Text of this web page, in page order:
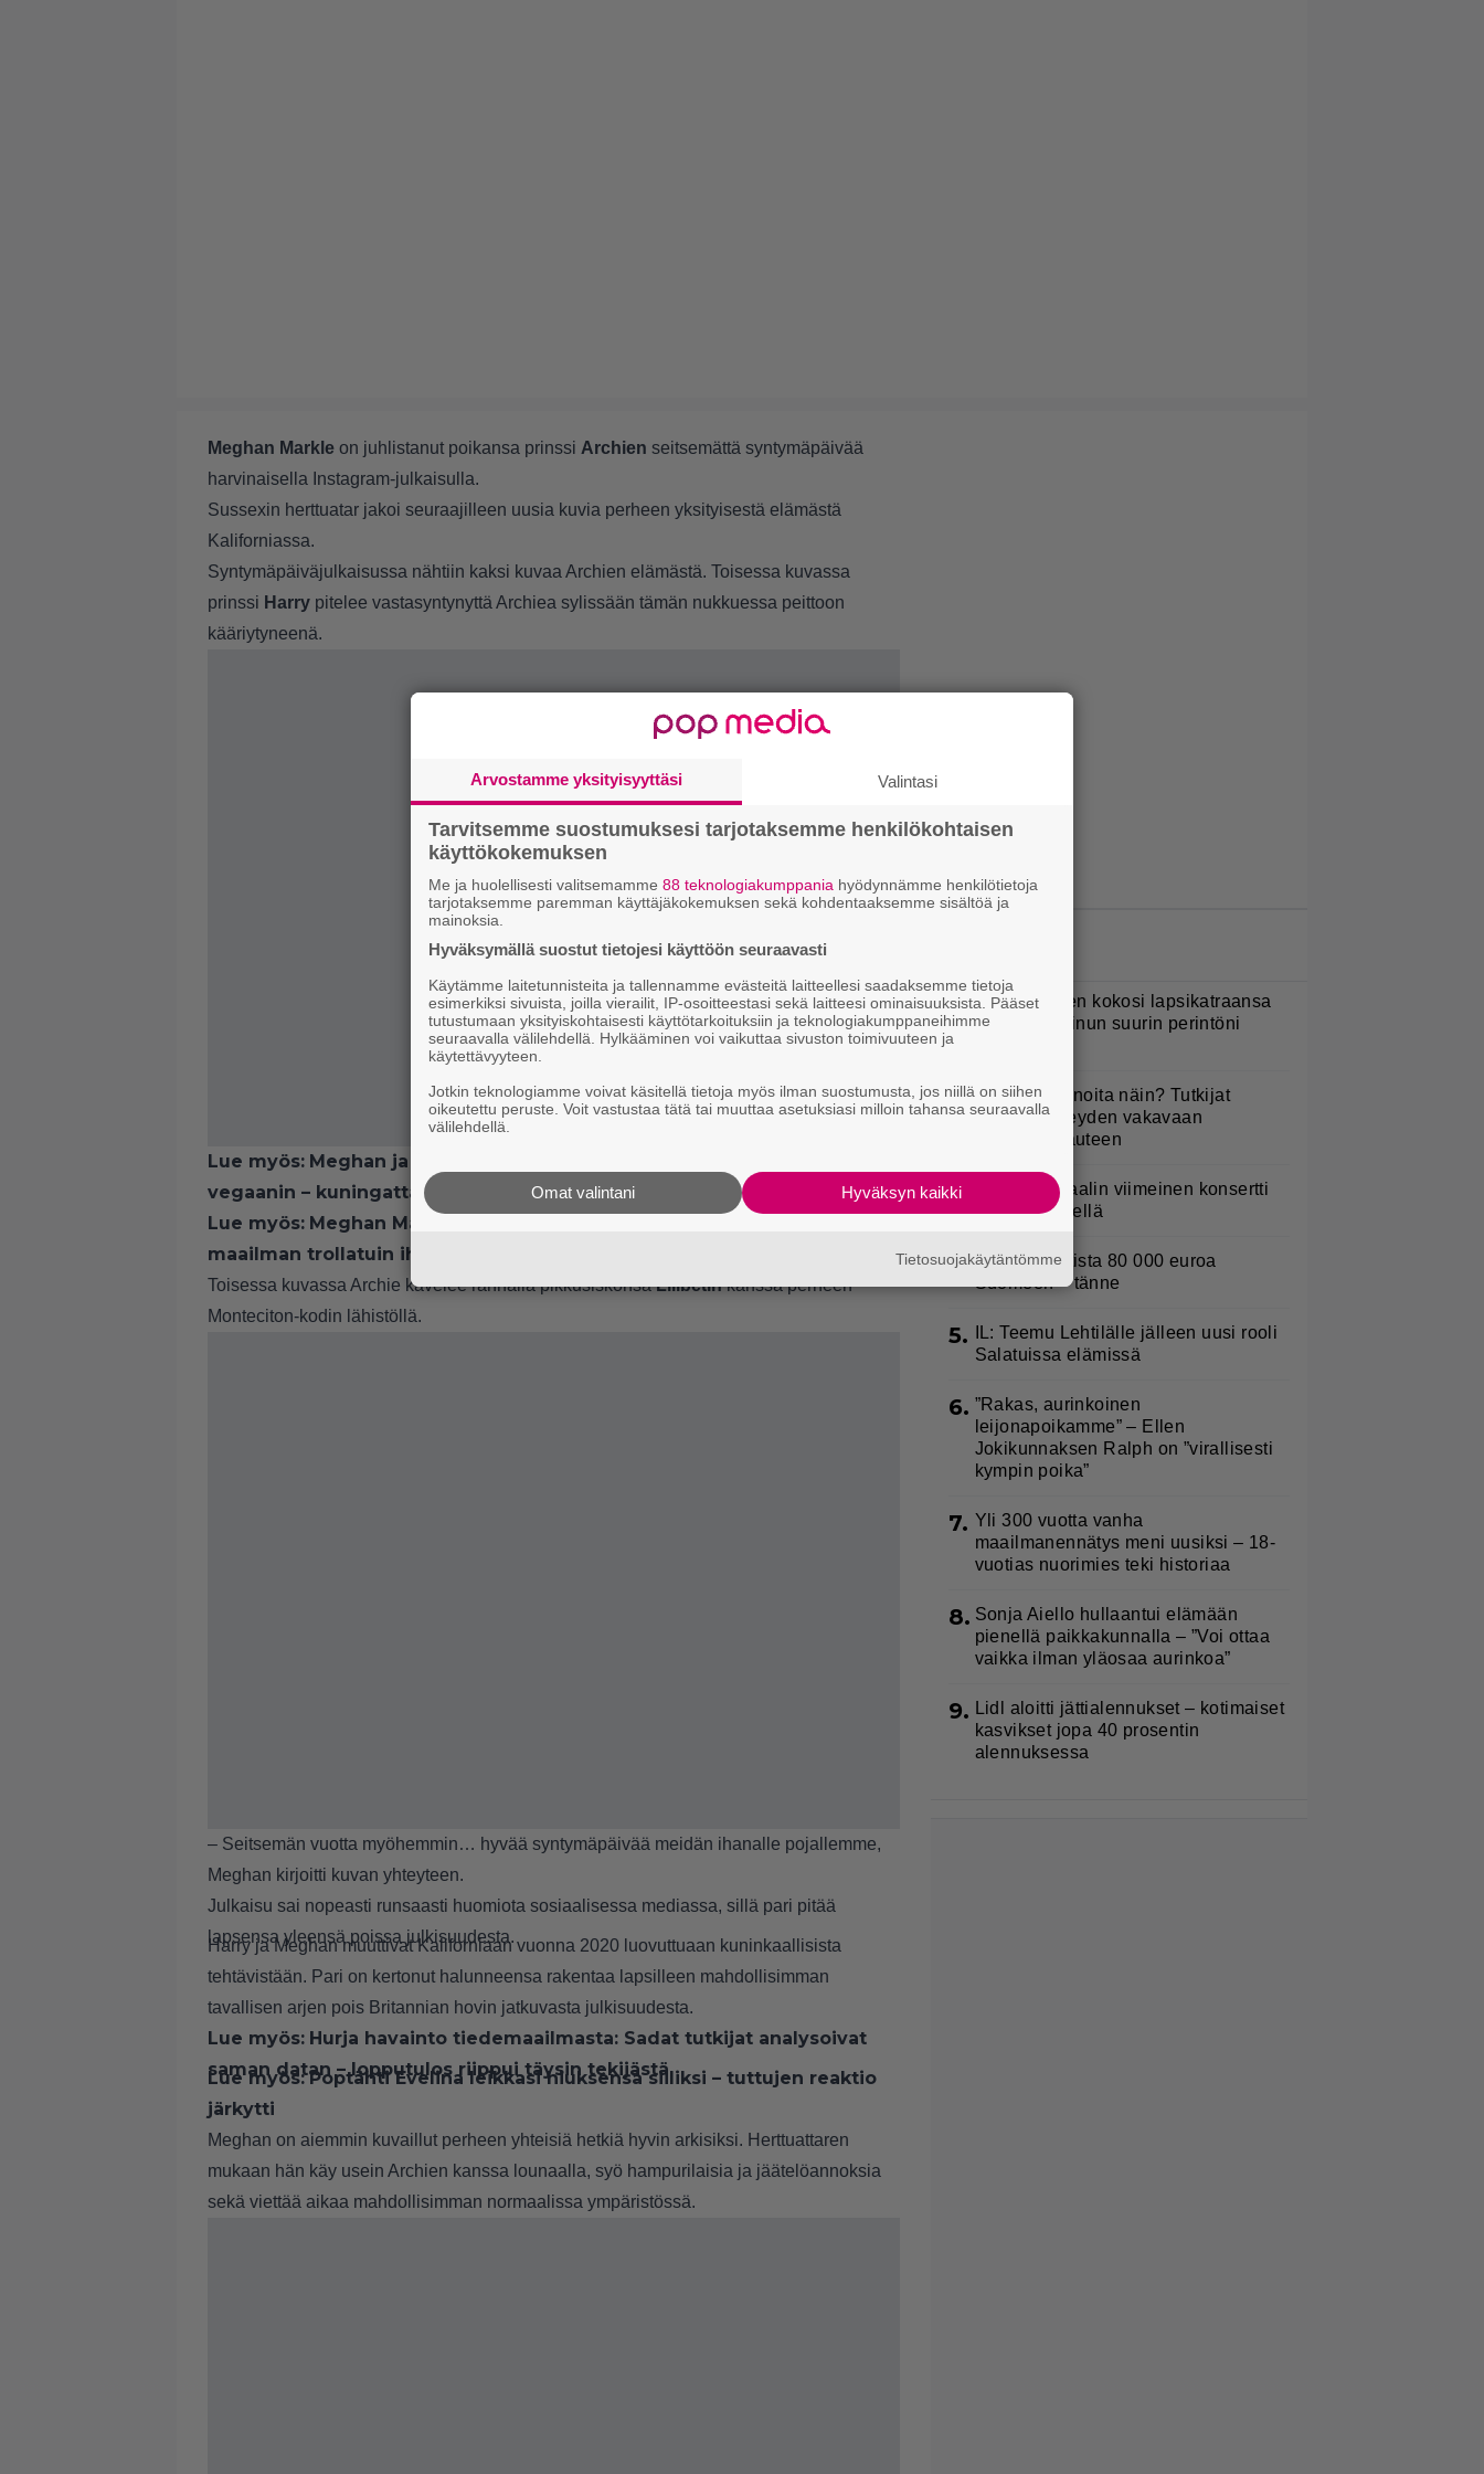
Meghan Markle on juhlistanut poikansa prinssi Archien seitsemättä syntymäpäivää
harvinaisella Instagram-julkaisulla.
Sussexin herttuatar jakoi seuraajilleen uusia kuvia perheen yksityisestä elämästä
Kaliforniassa.
Syntymäpäiväjulkaisussa nähtiin kaksi kuvaa Archien elämästä. Toisessa kuvassa
prinssi Harry pitelee vastasyntynyttä Archiea sylissään tämän nukkuessa peittoon
kääriytyneenä.
Lue myös: Meghan ja Harry saattavat kasvattaa vauva Archiesta
vegaanin – kuningattarella vahva mielipide
Lue myös: Meghan Markle tilittää rajusta kokemuksesta: “Olin koko
maailman trollatuin ihminen”
Toisessa kuvassa Archie kävelee rannalla pikkusiskonsaLilibetinkanssa perheen
Monteciton-kodin lähistöllä.
– Seitsemän vuotta myöhemmin… hyvää syntymäpäivää meidän ihanalle pojallemme,
Meghan kirjoitti kuvan yhteyteen.
Julkaisu sai nopeasti runsaasti huomiota sosiaalisessa mediassa, sillä pari pitää
lapsensa yleensä poissa julkisuudesta.
Harry ja Meghan muuttivat Kaliforniaan vuonna 2020 luovuttuaan kuninkaallisista
tehtävistään. Pari on kertonut halunneensa rakentaa lapsilleen mahdollisimman
tavallisen arjen pois Britannian hovin jatkuvasta julkisuudesta.
Lue myös: Hurja havainto tiedemaailmasta: Sadat tutkijat analysoivat
saman datan – lopputulos riippui täysin tekijästä
Lue myös: Poptähti Evelina leikkasi hiuksensa siiliksi – tuttujen reaktio
järkytti
Meghan on aiemmin kuvaillut perheen yhteisiä hetkiä hyvin arkisiksi. Herttuattaren
mukaan hän käy usein Archien kanssa lounaalla, syö hampurilaisia ja jäätelöannoksia
sekä viettää aikaa mahdollisimman normaalissa ympäristössä.
1. Jani Sievinen kokosi lapsikatraansa
yhteen – ”Minun suurin perintöni
2. Syötkö perunoita näin? Tutkijat
löysivät yhteyden vakavaan
kansansairauteen
3.
Eppu Normaalin viimeinen konsertti
esitetään Ylellä
4. Eurojackpotista 80 000 euroa
Suomeen – tänne
5.
IL: Teemu Lehtilälle jälleen uusi rooli
Salatuissa elämissä
6. ”Rakas, aurinkoinen
leijonapoikamme” – Ellen
Jokikunnaksen Ralph on ”virallisesti
kympin poika”
7. Yli 300 vuotta vanha
maailmanennätys meni uusiksi – 18-
vuotias nuorimies teki historiaa
8. Sonja Aiello hullaantui elämään
pienellä paikkakunnalla – ”Voi ottaa
vaikka ilman yläosaa aurinkoa”
9. Lidl aloitti jättialennukset – kotimaiset
kasvikset jopa 40 prosentin
alennuksessa
Arvostamme yksityisyyttäsi Valintasi
Tarvitsemme suostumuksesi tarjotaksemme henkilökohtaisen
käyttökokemuksen
Me ja huolellisesti valitsemamme 88 teknologiakumppania hyödynnämme henkilötietoja
tarjotaksemme paremman käyttäjäkokemuksen sekä kohdentaaksemme sisältöä ja
mainoksia.
Hyväksymällä suostut tietojesi käyttöön seuraavasti
Käytämme laitetunnisteita ja tallennamme evästeitä laitteellesi saadaksemme tietoja
esimerkiksi sivuista, joilla vierailit, IP-osoitteestasi sekä laitteesi ominaisuuksista. Pääset
tutustumaan yksityiskohtaisesti käyttötarkoituksiin ja teknologiakumppaneihimme
seuraavalla välilehdellä. Hylkääminen voi vaikuttaa sivuston toimivuuteen ja
käytettävyyteen.
Jotkin teknologiamme voivat käsitellä tietoja myös ilman suostumusta, jos niillä on siihen
oikeutettu peruste. Voit vastustaa tätä tai muuttaa asetuksiasi milloin tahansa seuraavalla
välilehdellä.
Hyväksyn kaikki
Omat valintani
Tietosuojakäytäntömme